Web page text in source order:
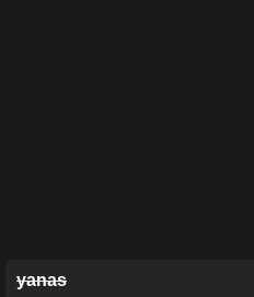
yanas